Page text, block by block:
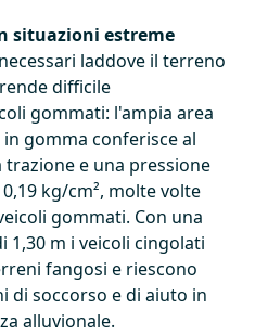
situazioni estreme
laddove il terreno
difficile
gommati: l'ampia area
gomma conferisce al
trazione e una pressione
kg/cm², molte volte
gommati. Con una
m i veicoli cingolati
fangosi e riescono
di soccorso e di aiuto in
alluvionale.